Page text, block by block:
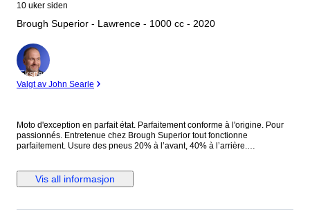
10 uker siden
Brough Superior - Lawrence - 1000 cc - 2020
Ekspert
Valgt av John Searle
Moto d'exception en parfait état. Parfaitement conforme à l'origine. Pour
passionnés. Entretenue chez Brough Superior tout fonctionne
parfaitement. Usure des pneus 20% à l’avant, 40% à l’arrière.
en carbone, le cadre en Titane et tous les composants mécaniques ainsi
que les roues sont usinés dans la masse. Une caisse de transport peut
Vis all informasjon